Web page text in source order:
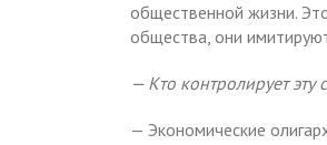
общественной жизни.
общества, они
— Кто контролирует эту
— Экономические